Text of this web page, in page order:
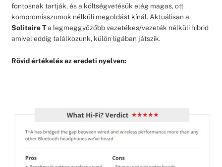
fontosnak tartják, és a költségvetésük elég magas, ott
kompromisszumok nélküli megoldást kínál. Aktuálisan a
Solitaire Ta legmeggyőzőbb vezetékes/vezeték nélküli hibrid
amivel eddig találkozunk, külön ligában játszik.
Rövid értékelés az eredeti nyelven: